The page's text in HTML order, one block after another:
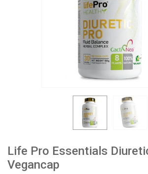
Life Pro Essentials
Vegancap